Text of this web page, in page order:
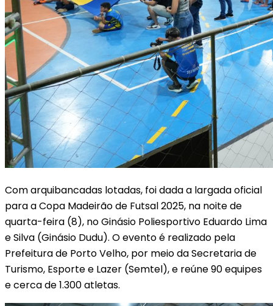
Com arquibancadas lotadas, foi dada a largada oficial
para a Copa Madeirão de Futsal 2025, na noite de
quarta-feira (8), no Ginásio Poliesportivo Eduardo Lima
e Silva (Ginásio Dudu). O evento é realizado pela
Prefeitura de Porto Velho, por meio da Secretaria de
Turismo, Esporte e Lazer (Semtel), e reúne 90 equipes
e cerca de 1.300 atletas.